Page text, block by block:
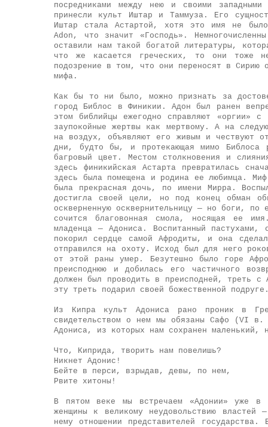
посредниками между нею и своими
принесли культ Иштар и Таммуза. Его
Иштар стала Астартой, хотя это имя не
Adon, что значит «Господь».
оставили нам такой богатой литературы,
что же касается греческих, то они тоже
подозрение в том, что они переносят в Сирию
мифа.
Как бы то ни было, можно признать за
город Библос в Финикии. Адон был ранен
этом библийцы ежегодно справляют «оргии»
заупокойные жертвы как мертвому. А на
на воздух, объявляют его живым и чествуют
дни, будто бы, и протекающая мимо Библоса
багровый цвет. Местом столкновения и
здесь финикийская Астарта превратилась
здесь была помещена и родина ее любимца.
была прекрасная дочь, по имени Мирра.
достигла своей цели, но под конец обман
оскверненную осквернительницу — но боги,
сочится благовонная смола, носящая ее
младенца — Адониса. Воспитанный
покорил сердце самой Афродиты, и она
отправился на охоту. Исход был для него
от этой раны умер. Безутешно было горе
преисподнюю и добилась его частичного
должен был проводить в преисподней, треть
эту треть подарил своей божественной
Из Кипра культ Адониса рано проник в
свидетельством о нем мы обязаны Сафо (VI
Адониса, из которых нам сохранен
Что, Киприда, творить нам повелишь?
Никнет Адонис!
Бейте в перси, взрыдав, девы, по нем,
Рвите хитоны!
В пятом веке мы встречаем «Адонии» уже в
женщины к великому неудовольствию
нему отношении представителей